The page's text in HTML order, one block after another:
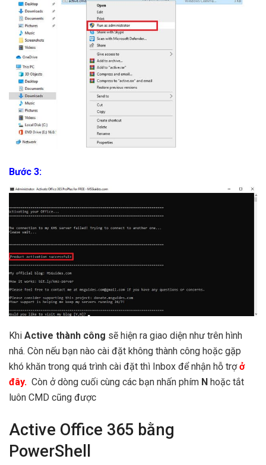
Bước 3:
Khi Active thành công sẽ hiện ra giao diện như trên hình
nhá. Còn nếu bạn nào cài đặt không thành công hoặc gặp
khó khăn trong quá trình cài đặt thì Inbox để nhận hỗ trợở
đây. Còn ở dòng cuối cùng các bạn nhấn phím N hoặc tắt
luôn CMD cũng được
Active Office 365 bằng
PowerShell